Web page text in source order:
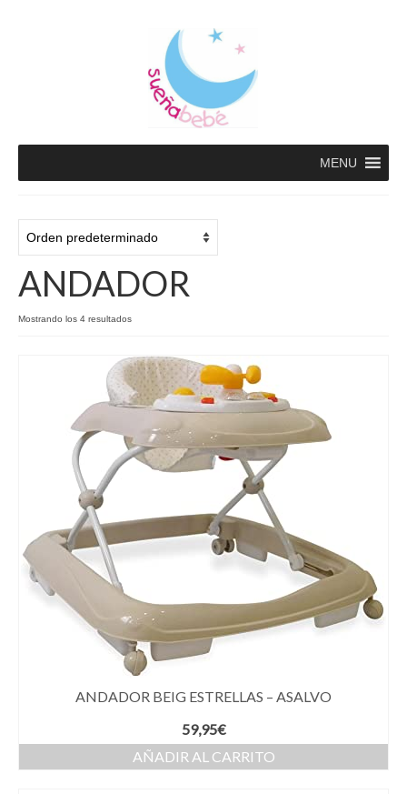
MENU
ANDADOR
Mostrando los 4 resultados
ANDADOR BEIG ESTRELLAS – ASALVO
59,95€
AÑADIR AL CARRITO